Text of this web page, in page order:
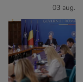
03 aug.